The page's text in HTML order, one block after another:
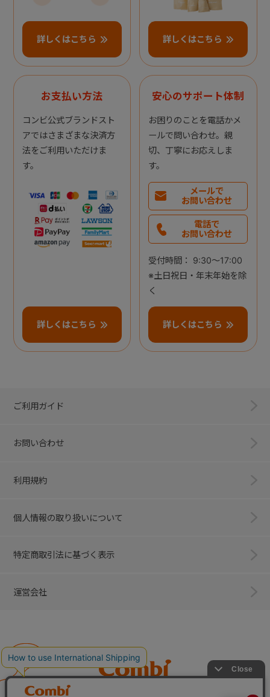
詳しくはこちら 詳しくはこちら
お支払い方法
コンビ公式ブランドスト
アではさまざまな決済方
法をご利用いただけま
す。
詳しくはこちら
安心のサポート体制
お困りのことを電話かメ
ールで問い合わせ。親
切、丁寧にお応えしま
す。
メールで
お問い合わせ
電話で
お問い合わせ
受付時間： 9:30～17:00
※土日祝日・年末年始を除
く
詳しくはこちら
ご利用ガイド
お問い合わせ
利用規約
個人情報の取り扱いについて
特定商取引法に基づく表示
運営会社